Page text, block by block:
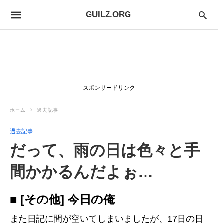
GUILZ.ORG
スポンサードリンク
ホーム 過去記事
過去記事
だって、雨の日は色々と手
間かかるんだよぉ…
■ [その他] 今日の俺
また日記に間が空いてしまいましたが、17日の日